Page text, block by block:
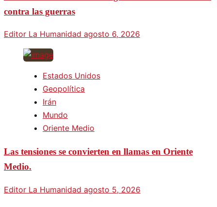
contra las guerras
Editor La Humanidad agosto 6, 2026
Estados Unidos
Geopolítica
Irán
Mundo
Oriente Medio
Las tensiones se convierten en llamas en Oriente
Medio.
Editor La Humanidad agosto 5, 2026